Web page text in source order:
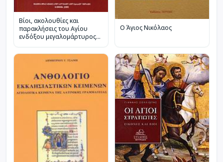
Βίοι, ακολουθίες και
παρακλήσεις του Αγίου
ενδόξου μεγαλομάρτυρος
ενδόξων μεγαλομαρτύρων
Τεσσαράκοντα και της
Βασιλείου Οσίας Μακρίνας
Ο Άγιος Νικόλαος